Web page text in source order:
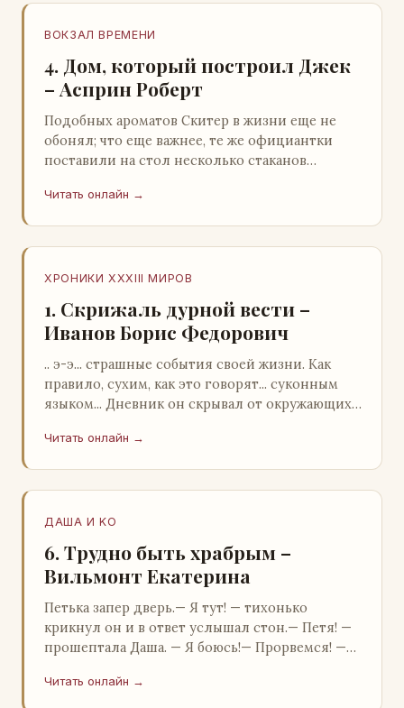
ВОКЗАЛ ВРЕМЕНИ
4. Дом, который построил Джек
– Асприн Роберт
Подобных ароматов Скитер в жизни еще не
обонял; что еще важнее, те же официантки
поставили на стол несколько стаканов
Скитер опрокин…
Читать онлайн →
ХРОНИКИ XXXIII МИРОВ
1. Скрижаль дурной вести –
Иванов Борис Федорович
.. э-э... страшные события своей жизни. Как
правило, сухим, как это говорят... суконным
языком... Дневник он скрывал от окружающих.
Читать онлайн →
ДАША И KO
6. Трудно быть храбрым –
Вильмонт Екатерина
Петька запер дверь.— Я тут! — тихонько
крикнул он и в ответ услышал стон.— Петя! —
прошептала Даша. — Я боюсь!— Прорвемся! —
…
Читать онлайн →